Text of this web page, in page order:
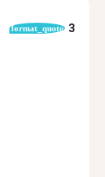
format_quote 3